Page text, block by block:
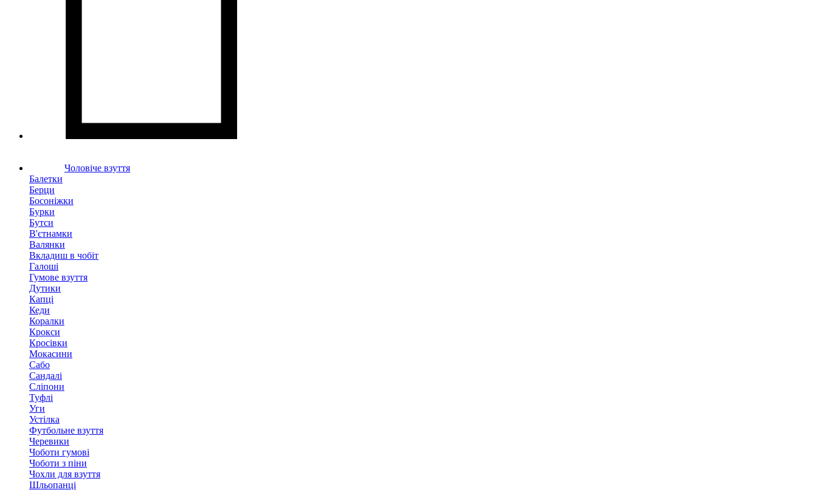
Чоловіче взуття
Балетки
Берци
Босоніжки
Бурки
Бутси
В'єтнамки
Валянки
Вкладиш в чобіт
Галоші
Гумове взуття
Дутики
Капці
Кеди
Коралки
Крокси
Кросівки
Мокасини
Сабо
Сандалі
Сліпони
Туфлі
Уги
Устілка
Футбольне взуття
Черевики
Чоботи гумові
Чоботи з піни
Чохли для взуття
Шльопанці